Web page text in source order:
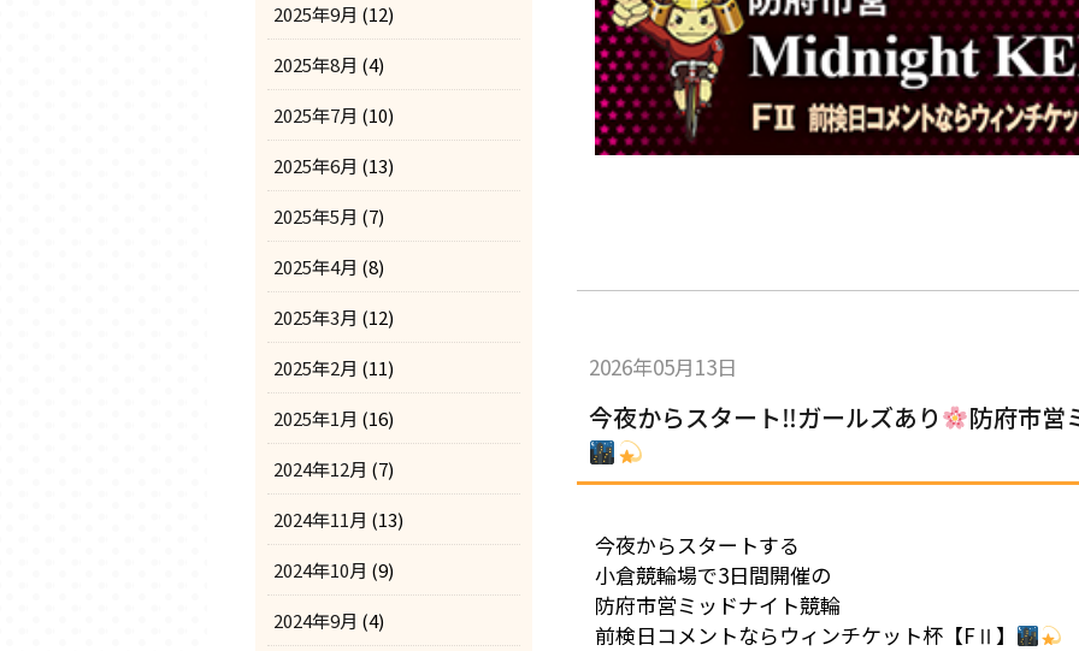
2025年9月 (12)
2025年8月 (4)
2025年7月 (10)
2025年6月 (13)
2025年5月 (7)
2025年4月 (8)
2025年3月 (12)
2025年2月 (11)
2025年1月 (16)
2024年12月 (7)
2024年11月 (13)
2024年10月 (9)
2024年9月 (4)
2026年05月13日
今夜からスタート‼ガールズあり 防府市営
今夜からスタートする
小倉競輪場で3日間開催の
防府市営ミッドナイト競輪
前検日コメントならウィンチケット杯【FⅡ】